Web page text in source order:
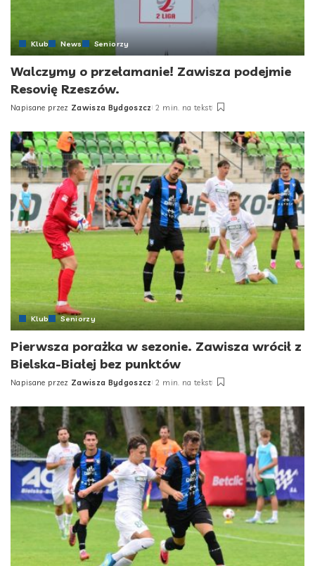
Klub News Seniorzy
Walczymy o przełamanie! Zawisza podejmie
Resovię Rzeszów.
Posted
Napisane przez Zawisza Bydgoszcz 2 min. na tekst
Klub Seniorzy
Pierwsza porażka w sezonie. Zawisza wrócił z
Bielska-Białej bez punktów
Posted
Napisane przez Zawisza Bydgoszcz 2 min. na tekst